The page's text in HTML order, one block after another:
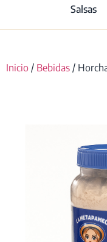
Salsas
Inicio / Bebidas /